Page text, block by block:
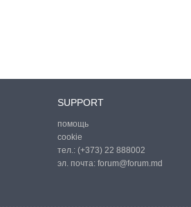
SUPPORT
помощь
cookie
тел.: (+373) 22 888002
эл. почта: forum@forum.md